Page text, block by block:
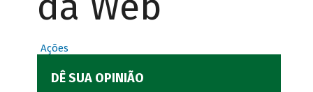
Ações
DÊ SUA OPINIÃO